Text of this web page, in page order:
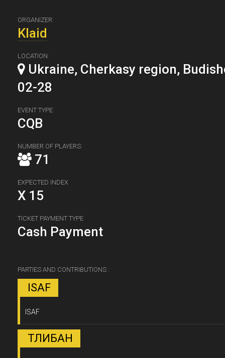
ORGANIZER:
Klaid
LOCATION:
Ukraine, Cherkasy region,
02-28
EVENT TYPE:
CQB
NUMBER OF PLAYERS:
71
EXPECTED INDEX
X 15
TICKET PAYMENT TYPE
Cash Payment
PARTIES AND CONTRIBUTIONS :
ISAF
ISAF
ТЛИБАН